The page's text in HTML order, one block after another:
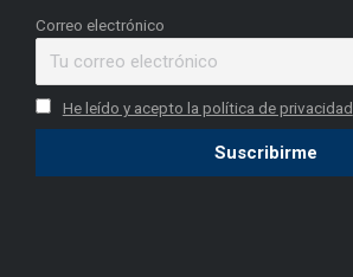
opens
window
opens
window
Correo electrónico
He leído y acepto la política de privacidad